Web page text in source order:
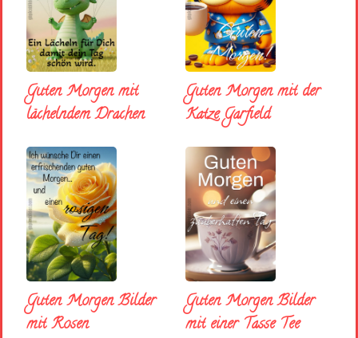
Guten Morgen mit
lächelndem Drachen
Guten Morgen mit der
Katze Garfield
Guten Morgen Bilder
mit Rosen
Guten Morgen Bilder
mit einer Tasse Tee